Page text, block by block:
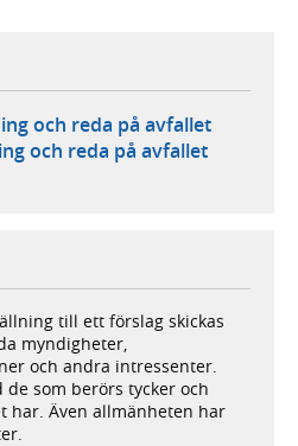
och reda på avfallet
och reda på avfallet
till ett förslag skickas
myndigheter,
och andra intressenter.
de som berörs tycker och
har. Även allmänheten har